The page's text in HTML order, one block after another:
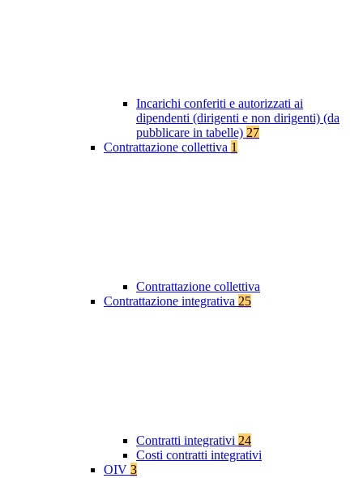
Incarichi conferiti e autorizzati ai
dipendenti (dirigenti e non dirigenti) (da
pubblicare in tabelle) 27
Contrattazione collettiva 1
Contrattazione collettiva
Contrattazione integrativa 25
Contratti integrativi 24
Costi contratti integrativi
OIV 3